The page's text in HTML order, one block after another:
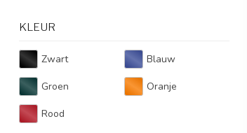
KLEUR
Zwart Blauw
Groen Oranje
Rood